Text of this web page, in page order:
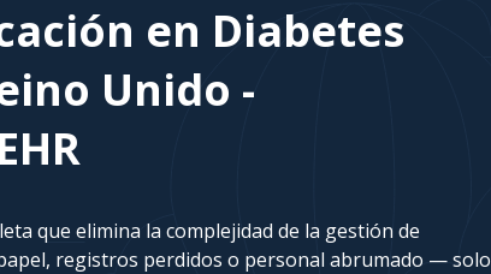
en Diabetes
Unido -
que elimina la complejidad de la gestión de
registros perdidos o personal abrumado — solo